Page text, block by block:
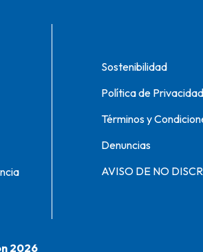
Sostenibilidad
Política de Privacidad
Términos y
Denuncias
AVISO DE NO
2026